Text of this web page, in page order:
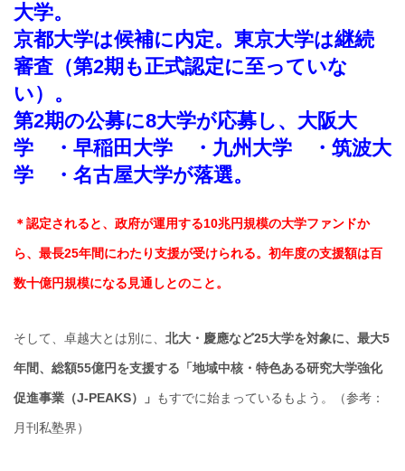
大学。
京都大学は候補に内定。東京大学は継続
審査（第2期も正式認定に至っていな
い）。
第2期の公募に8大学が応募し、 大阪大
学 ・早稲田大学 ・九州大学 ・筑波大
学 ・名古屋大学が落選。
＊認定されると、政府が運用する10兆円規模の大学ファンドか
ら、最長25年間にわたり支援が受けられる。初年度の支援額は百
数十億円規模になる見通しとのこと。
そして、卓越大とは別に、 北大・慶應など25大学を対象に、最大5
年間、総額55億円を支援する「地域中核・特色ある研究大学強化
促進事業（J-PEAKS）」 もすでに始まっているもよう。（参考：
月刊私塾界）